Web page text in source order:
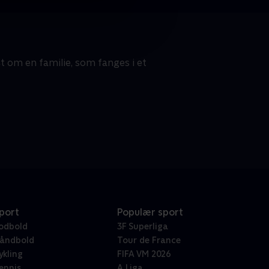
om en familie, som fanges i et
Populær sport
3F Superliga
Tour de France
FIFA VM 2026